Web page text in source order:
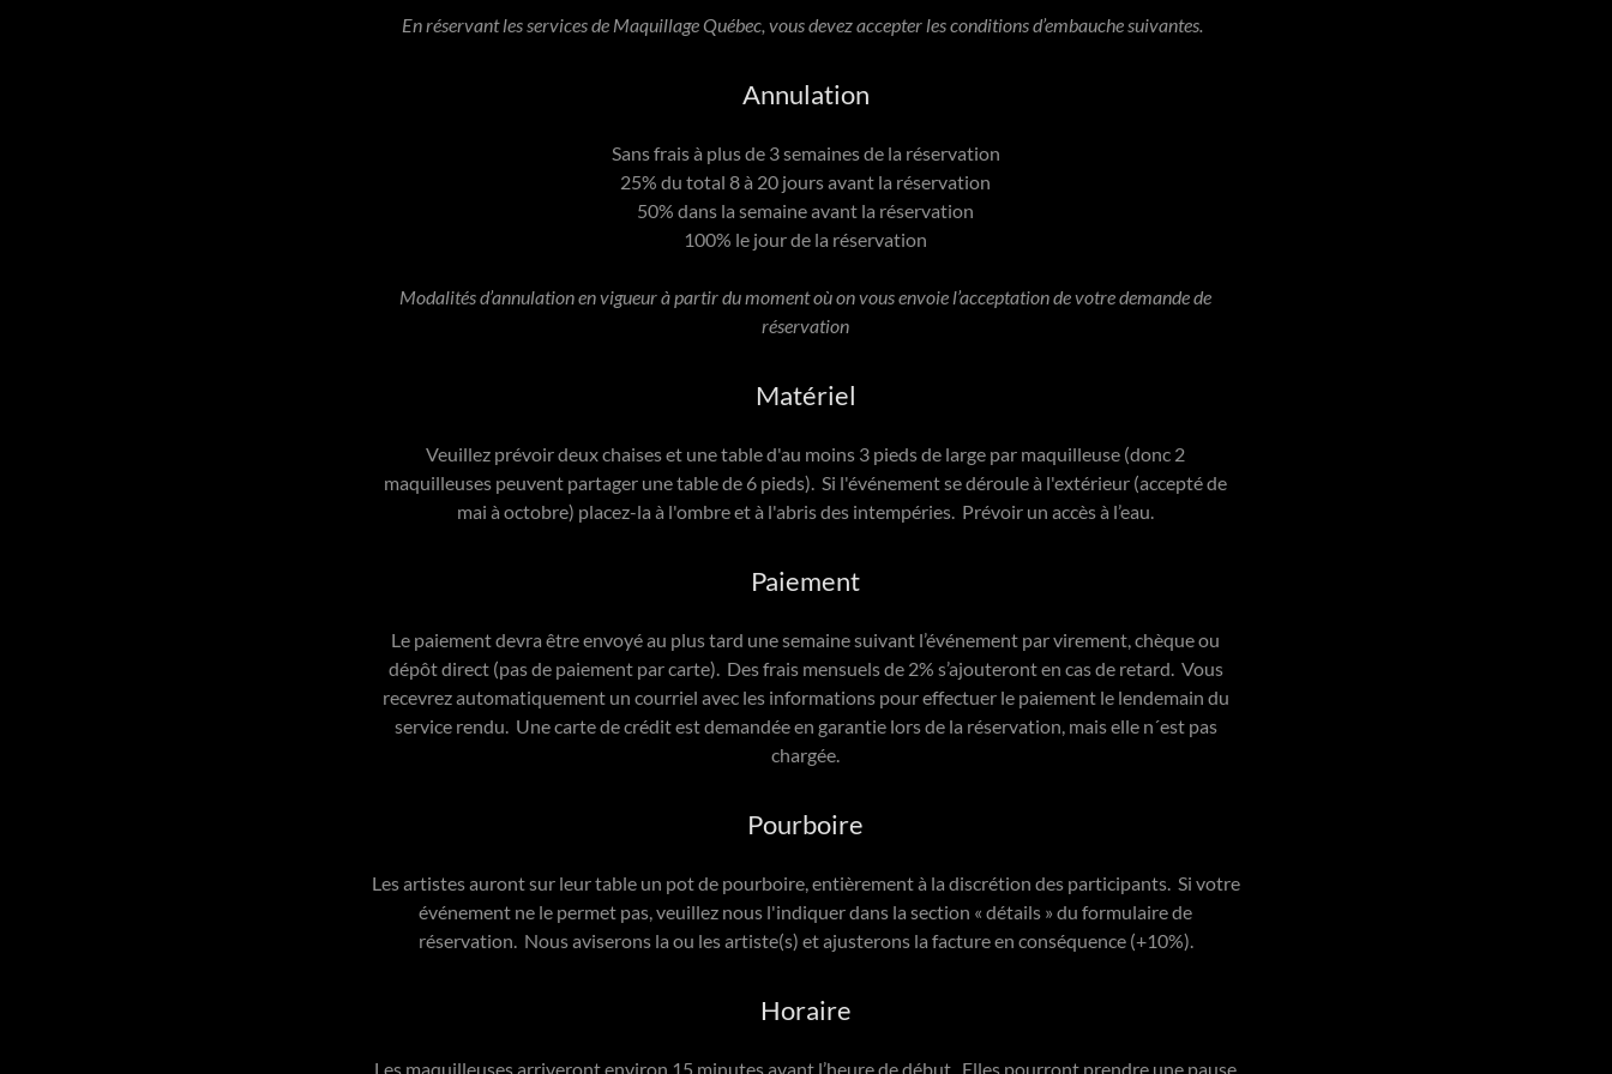
En réservant les services de Maquillage Québec, vous devez accepter les conditions d’embauche suivantes.
Annulation
Sans frais à plus de 3 semaines de la réservation
25% du total 8 à 20 jours avant la réservation
50% dans la semaine avant la réservation
100% le jour de la réservation
Modalités d’annulation en vigueur à partir du moment où on vous envoie l’acceptation de votre demande de
réservation
Matériel
Veuillez prévoir deux chaises et une table d'au moins 3 pieds de large par maquilleuse (donc 2
maquilleuses peuvent partager une table de 6 pieds). Si l'événement se déroule à l'extérieur (accepté de
mai à octobre) placez-la à l'ombre et à l'abris des intempéries. Prévoir un accès à l’eau.
Paiement
Le paiement devra être envoyé au plus tard une semaine suivant l’événement par virement, chèque ou
dépôt direct (pas de paiement par carte). Des frais mensuels de 2% s’ajouteront en cas de retard. Vous
recevrez automatiquement un courriel avec les informations pour effectuer le paiement le lendemain du
service rendu. Une carte de crédit est demandée en garantie lors de la réservation, mais elle n´est pas
chargée.
Pourboire
Les artistes auront sur leur table un pot de pourboire, entièrement à la discrétion des participants. Si votre
événement ne le permet pas, veuillez nous l'indiquer dans la section « détails » du formulaire de
réservation. Nous aviserons la ou les artiste(s) et ajusterons la facture en conséquence (+10%).
Horaire
Les maquilleuses arriveront environ 15 minutes avant l’heure de début. Elles pourront prendre une pause